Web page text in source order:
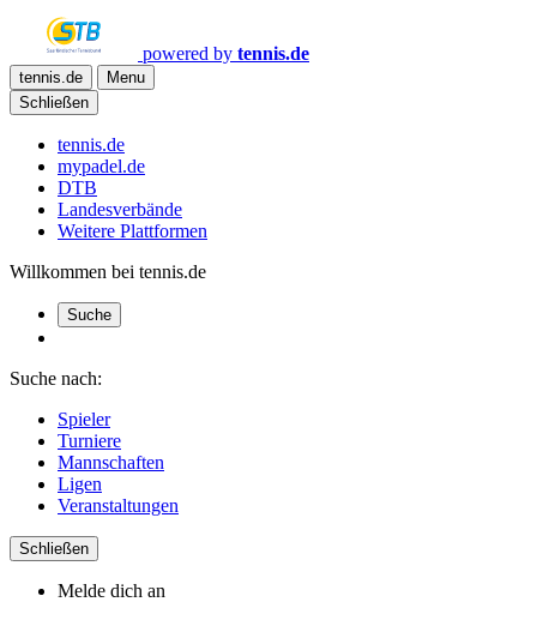
powered by tennis.de
tennis.de
Menu
Schließen
tennis.de
mypadel.de
DTB
Landesverbände
Weitere Plattformen
Willkommen bei tennis.de
Suche
Suche nach:
Spieler
Turniere
Mannschaften
Ligen
Veranstaltungen
Schließen
Melde dich an